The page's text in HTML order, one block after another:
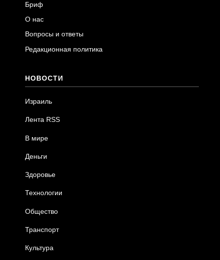
Бриф
О нас
Вопросы и ответы
Редакционная политика
НОВОСТИ
Израиль
Лента RSS
В мире
Деньги
Здоровье
Технологии
Общество
Транспорт
Культура